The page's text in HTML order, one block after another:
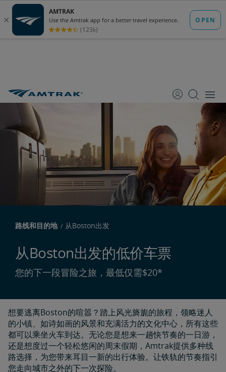
至
至
至
路线和目的地 从Boston出发
从Boston出发的低价车票
您的下一段冒险之旅，最低仅需$20*
想要逃离Boston的喧嚣？踏上风光旖旎的旅程，领略迷人
的小镇、如诗如画的风景和充满活力的文化中心，所有这些
都可以乘坐火车到达。无论您是想来一趟快节奏的一日游，
还是想度过一个轻松悠闲的周末假期，Amtrak提供多种线
路选择，为您带来耳目一新的出行体验。让铁轨的节奏指引
您走向城市之外的下一次探险。